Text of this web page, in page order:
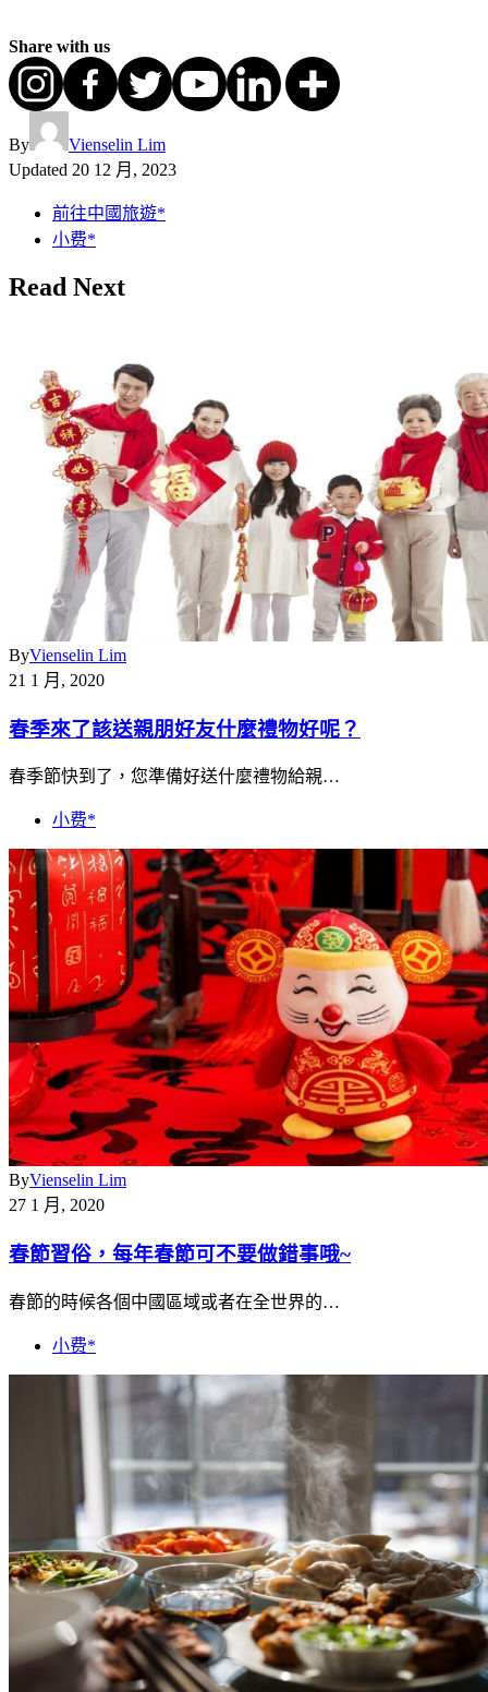
Share with us
By
Vienselin Lim
Updated 20 12 月, 2023
前往中國旅遊*
小费*
Read Next
ByVienselin Lim
21 1 月, 2020
春季來了該送親朋好友什麼禮物好呢？
春季節快到了，您準備好送什麼禮物給親…
小费*
ByVienselin Lim
27 1 月, 2020
春節習俗，每年春節可不要做錯事哦~
春節的時候各個中國區域或者在全世界的…
小费*